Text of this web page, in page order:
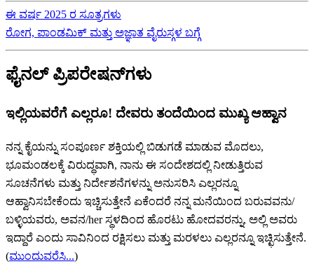
ಈ ವರ್ಷ 2025 ರ ಸೂತ್ರಗಳು
ರೋಗ, ಪಾಂಡಮಿಕ್ ಮತ್ತು ಅಜ್ಞಾತ ವೈರುಸ್ಗಳ ಬಗ್ಗೆ
ಫೈನಲ್ ಪ್ರಿಪರೇಷನ್‌ಗಳು
ಇಲ್ಲಿಯವರೆಗೆ ಎಲ್ಲರೂ! ದೇವರು ತಂದೆಯಿಂದ ಮುಖ್ಯ ಆಹ್ವಾನ
ನನ್ನ ಕೈಯನ್ನು ಸಂಪೂರ್ಣ ಶಕ್ತಿಯಲ್ಲಿ ಬಿಡುಗಡೆ ಮಾಡುವ ಮೊದಲು,
ಭೂಮಂಡಲಕ್ಕೆ ವಿರುದ್ಧವಾಗಿ, ನಾನು ಈ ಸಂದೇಶದಲ್ಲಿ ನೀಡುತ್ತಿರುವ
ಸೂಚನೆಗಳು ಮತ್ತು ನಿರ್ದೇಶನೆಗಳನ್ನು ಅನುಸರಿಸಿ ಎಲ್ಲರನ್ನೂ
ಆಹ್ವಾನಿಸಬೇಕೆಂದು ಇಚ್ಚಿಸುತ್ತೇನೆ ಏಕೆಂದರೆ ನನ್ನ ಮನೆಯಿಂದ ಬರುವವನು/
ಬಳ್ಳಿಯವರು, ಅವನ/her ಸ್ಥಳದಿಂದ ಹೊರಟು ಹೋದವರನ್ನು, ಅಲ್ಲಿ ಅವರು
ಇದ್ದಾರೆ ಎಂದು ಸಾವಿನಿಂದ ರಕ್ಷಿಸಲು ಮತ್ತು ಮರಳಲು ಎಲ್ಲರನ್ನೂ ಇಚ್ಛಿಸುತ್ತೇನೆ.
(ಮುಂದುವರೆಸಿ...)